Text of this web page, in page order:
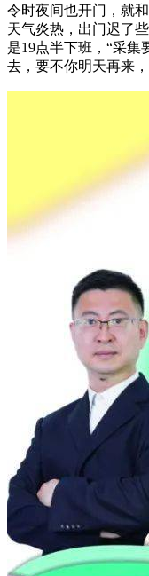
令时夜间也开门，就
天气炎热，出门迟了
是19点半下班，“采集
去，要不你明天再来